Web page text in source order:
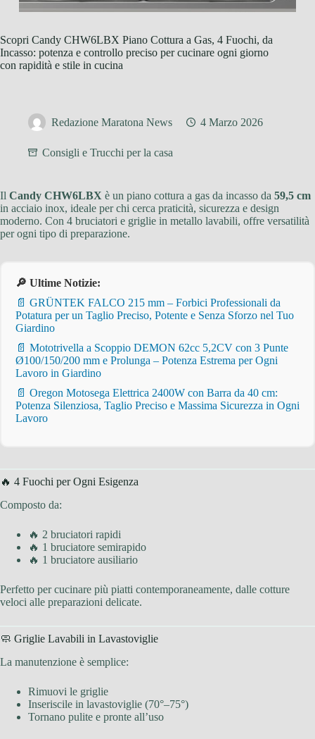
Scopri Candy CHW6LBX Piano Cottura a Gas, 4 Fuochi, da
Incasso: potenza e controllo preciso per cucinare ogni giorno
con rapidità e stile in cucina
Redazione Maratona News 4 Marzo 2026
Consigli e Trucchi per la casa
Il Candy CHW6LBX è un piano cottura a gas da incasso da 59,5 cm
in acciaio inox, ideale per chi cerca praticità, sicurezza e design
moderno. Con 4 bruciatori e griglie in metallo lavabili, offre versatilità
per ogni tipo di preparazione.
🔎 Ultime Notizie:
📄 GRÜNTEK FALCO 215 mm – Forbici Professionali da
Potatura per un Taglio Preciso, Potente e Senza Sforzo nel Tuo
Giardino
📄 Mototrivella a Scoppio DEMON 62cc 5,2CV con 3 Punte
Ø100/150/200 mm e Prolunga – Potenza Estrema per Ogni
Lavoro in Giardino
📄 Oregon Motosega Elettrica 2400W con Barra da 40 cm:
Potenza Silenziosa, Taglio Preciso e Massima Sicurezza in Ogni
Lavoro
🔥 4 Fuochi per Ogni Esigenza
Composto da:
🔥 2 bruciatori rapidi
🔥 1 bruciatore semirapido
🔥 1 bruciatore ausiliario
Perfetto per cucinare più piatti contemporaneamente, dalle cotture
veloci alle preparazioni delicate.
🧼 Griglie Lavabili in Lavastoviglie
La manutenzione è semplice:
Rimuovi le griglie
Inseriscile in lavastoviglie (70°–75°)
Tornano pulite e pronte all’uso